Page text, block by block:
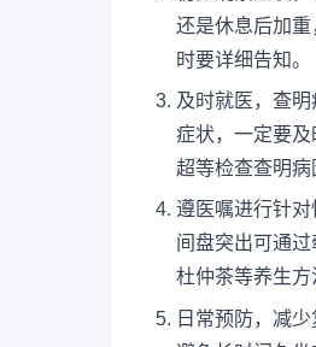
还是休息后加
时要详细告知。
及时就医，查
症状，一定要
超等检查查明病
遵医嘱进行针
间盘突出可通
杜仲茶等养生方
日常预防，减